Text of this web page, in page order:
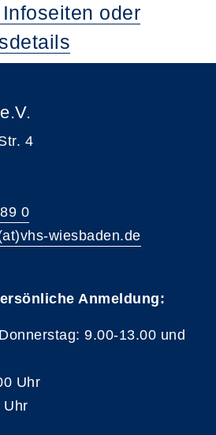
oder
4
0
wiesbaden.de
Anmeldung:
9.00-13.00 und
Uhr
Uhr